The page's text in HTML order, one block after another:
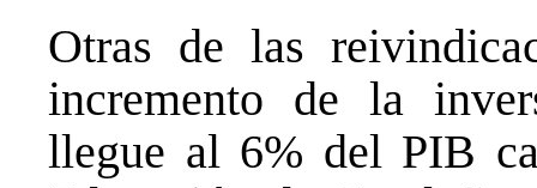
Otras de las
incremento de la
llegue al 6% del PIB